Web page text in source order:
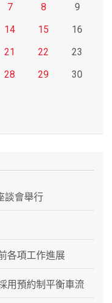
7 8
9
14 15
16
21 22
23
28 29
30
談會舉行
各項工作進展
用預約制平衡車流